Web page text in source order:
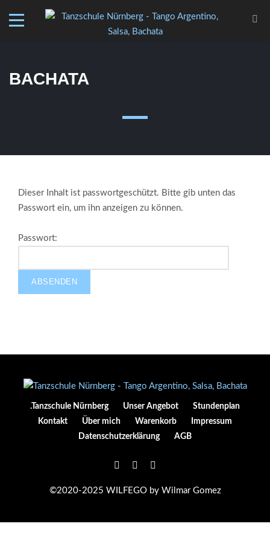
BACHATA
Dieser Inhalt ist passwortgeschützt. Bitte gib unten das
Passwort ein, um ihn anzeigen zu können.
Passwort:
.Tanzschule Nürnberg Unser Angebot
Stundenplan
Kontakt
Über mich Warenkorb
Impressum
Datenschutzerklärung
AGB
©2020-2025 WILFEGO by Wilmar Gomez